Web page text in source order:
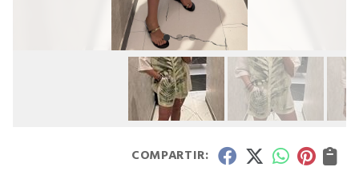
COMPARTIR: